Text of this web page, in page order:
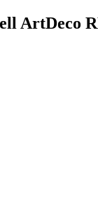
ArtDeco